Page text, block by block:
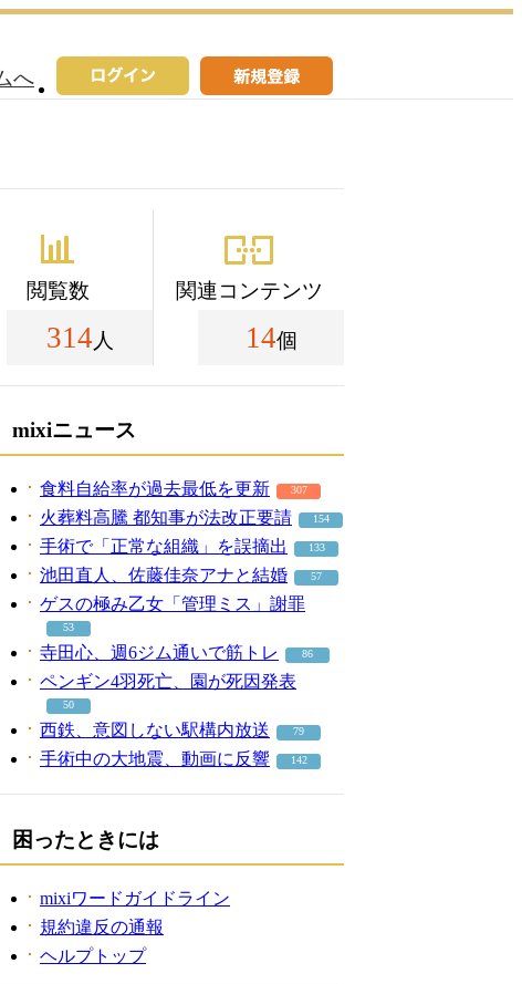
へ
閲覧数
314 人
関連コンテンツ
14個
mixiニュース
食料自給率が過去最低を更新 307
火葬料高騰 都知事が法改正要請 154
手術で「正常な組織」を誤摘出 133
池田直人、佐藤佳奈アナと結婚 57
ゲスの極み乙女「管理ミス」謝罪
53
寺田心、週6ジム通いで筋トレ 86
ペンギン4羽死亡、園が死因発表
50
西鉄、意図しない駅構内放送 79
手術中の大地震、動画に反響 142
困ったときには
mixiワードガイドライン
規約違反の通報
ヘルプトップ